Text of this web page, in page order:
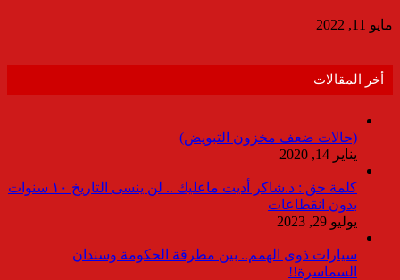
مايو 11, 2022
أخر المقالات
(حالات ضعف مخزون التبويض)
يناير 14, 2020
كلمة حق : د.شاكر أديت ماعليك .. لن ينسى التاريخ ١٠ سنوات
بدون انقطاعات
يوليو 29, 2023
سيارات ذوى الهمم.. بين مطرقة الحكومة وسندان
السماسرة!!